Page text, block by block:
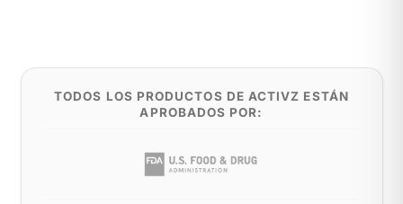
TODOS LOS PRODUCTOS DE ACTIVZ ESTÁN
APROBADOS POR: